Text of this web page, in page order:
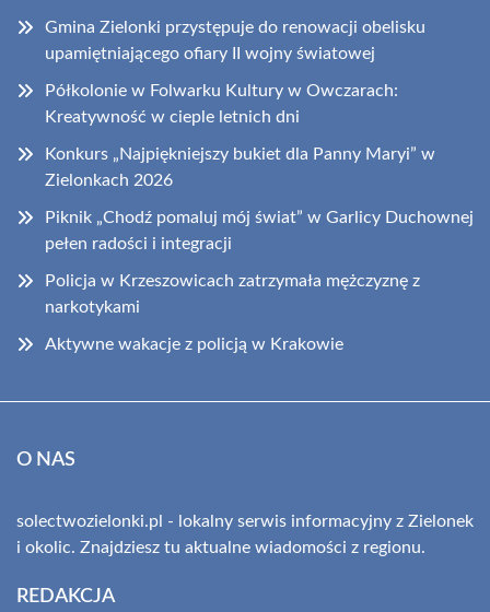
Gmina Zielonki przystępuje do renowacji obelisku
upamiętniającego ofiary II wojny światowej
Półkolonie w Folwarku Kultury w Owczarach:
Kreatywność w cieple letnich dni
Konkurs „Najpiękniejszy bukiet dla Panny Maryi” w
Zielonkach 2026
Piknik „Chodź pomaluj mój świat” w Garlicy Duchownej
pełen radości i integracji
Policja w Krzeszowicach zatrzymała mężczyznę z
narkotykami
Aktywne wakacje z policją w Krakowie
O NAS
solectwozielonki.pl - lokalny serwis informacyjny z Zielonek
i okolic. Znajdziesz tu aktualne wiadomości z regionu.
REDAKCJA